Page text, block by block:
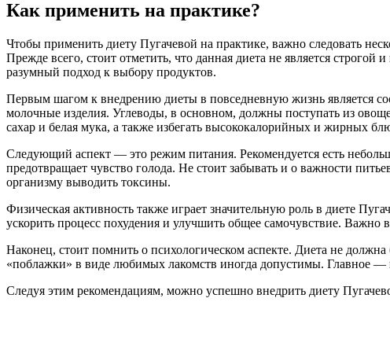
Как применить на практике?
Чтобы применить диету Пугачевой на практике, важно следовать
Прежде всего, стоит отметить, что данная диета не является
разумный подход к выбору продуктов.
Первым шагом к внедрению диеты в повседневную жизнь является
молочные изделия. Углеводы, в основном, должны поступать из
сахар и белая мука, а также избегать высококалорийных и жирных
Следующий аспект — это режим питания. Рекомендуется есть
предотвращает чувство голода. Не стоит забывать и о важности
организму выводить токсины.
Физическая активность также играет значительную роль в диете
ускорить процесс похудения и улучшить общее самочувствие. Важно
Наконец, стоит помнить о психологическом аспекте. Диета не
«поблажки» в виде любимых лакомств иногда допустимы. Главное —
Следуя этим рекомендациям, можно успешно внедрить диету